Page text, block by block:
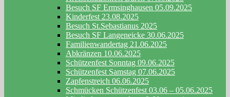
Besuch SF Ermsinghausen 05.09.2025
Kinderfest 23.08.2025
Besuch St.Sebastianus 2025
Besuch SF Langeneicke 30.06.2025
Familienwandertag 21.06.2025
Abkränzen 10.06.2025
Schützenfest Sonntag 09.06.2025
Schützenfest Samstag 07.06.2025
Zapfenstreich 06.06.2025
Schmücken Schützenfest 03.06 – 05.06.2025